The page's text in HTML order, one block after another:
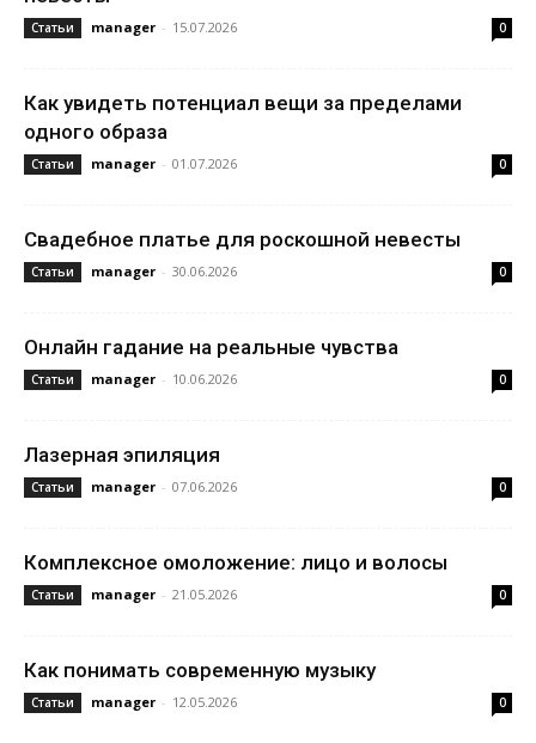
Статьи manager - 15.07.2026 0
Как увидеть потенциал вещи за пределами
одного образа
Статьи manager - 01.07.2026 0
Свадебное платье для роскошной невесты
Статьи manager - 30.06.2026 0
Онлайн гадание на реальные чувства
Статьи manager - 10.06.2026 0
Лазерная эпиляция
Статьи manager - 07.06.2026 0
Комплексное омоложение: лицо и волосы
Статьи manager - 21.05.2026 0
Как понимать современную музыку
Статьи manager - 12.05.2026 0